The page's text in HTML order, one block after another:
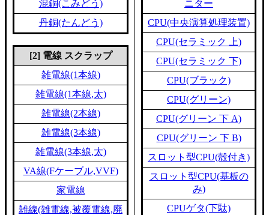
混銅(こみどう)
丹銅(たんどう)
[2] 電線 スクラップ
雑電線(1本線)
雑電線(1本線,太)
雑電線(2本線)
雑電線(3本線)
雑電線(3本線,太)
VA線(Fケーブル,VVF)
家電線
雑線(雑電線,被覆電線,廃
ニター
CPU(中央演算処理装置)
CPU(セラミック 上)
CPU(セラミック 下)
CPU(ブラック)
CPU(グリーン)
CPU(グリーン 下 A)
CPU(グリーン 下 B)
スロット型CPU(殻付き)
スロット型CPU(基板の
み)
CPUゲタ(下駄)